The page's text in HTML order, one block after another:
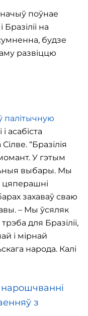
поўнае
на
будзе
развіццю
палітычную
і асабіста
“Бразілія
У гэтым
выбары. Мы
цяперашні
захаваў сваю
– Мы ўсяляк
для Бразіліі,
і мірнай
народа. Калі
нарошчванні
з